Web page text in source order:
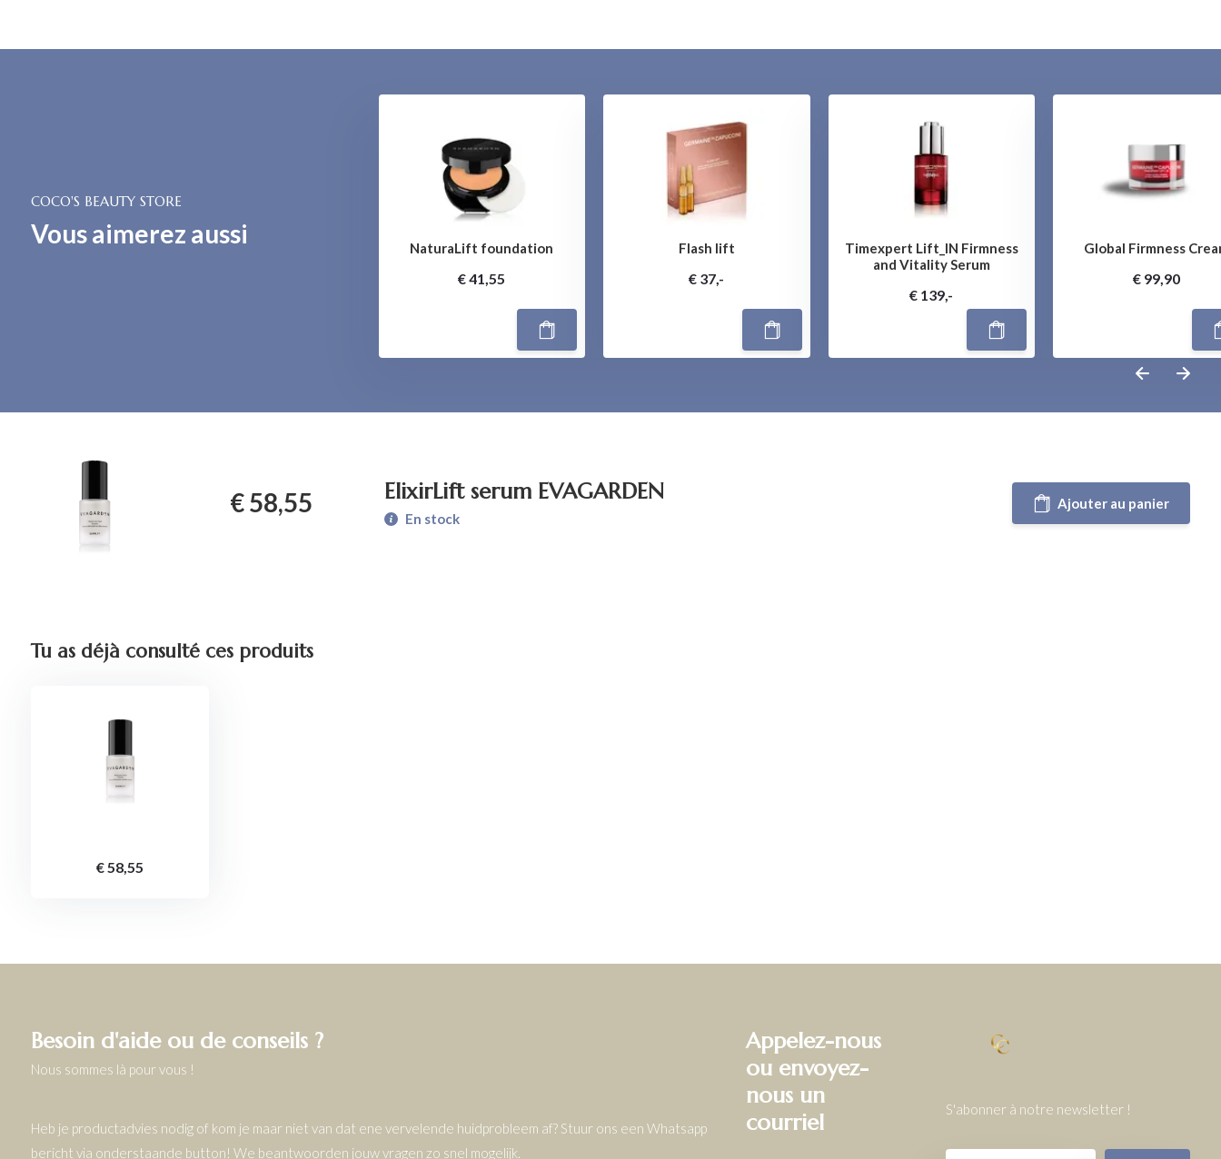
COCO'S BEAUTY STORE
Vous aimerez aussi
Serum Pro-Collagen Day Cream NaturaLift foundation
€ 41,55
Flash lift
€ 37,-
Timexpert Lift_IN Firmness
and Vitality Serum
€ 139,-
Global Firmness
€ 99,90
€ 58,55 ElixirLift serum EVAGARDEN
En stock
Ajouter au panier
Tu as déjà consulté ces produits
€ 58,55
Besoin d'aide ou de conseils ?
Nous sommes là pour vous !
Heb je productadvies nodig of kom je maar niet van dat ene vervelende huidprobleem af? Stuur ons een Whatsapp
bericht via onderstaande button! We beantwoorden jouw vragen zo snel mogelijk.
Appelez-nous
ou envoyez-
nous un
courriel
S'abonner à notre newsletter !